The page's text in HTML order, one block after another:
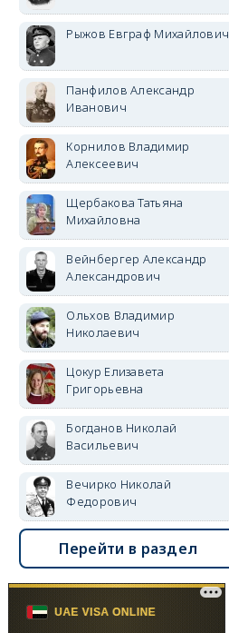
Рыжов Евграф Михайлович
Панфилов Александр
Иванович
Корнилов Владимир
Алексеевич
Щербакова Татьяна
Михайловна
Вейнбергер Александр
Александрович
Ольхов Владимир
Николаевич
Цокур Елизавета
Григорьевна
Богданов Николай
Васильевич
Вечирко Николай
Федорович
Перейти в раздел